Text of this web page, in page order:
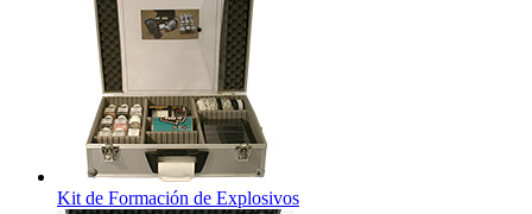
Kit de Formación de Explosivos